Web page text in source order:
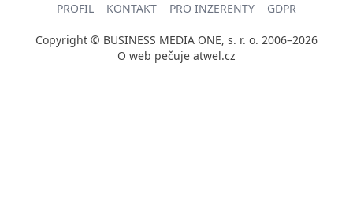
PROFIL KONTAKT PRO INZERENTY GDPR
Copyright © BUSINESS MEDIA ONE, s. r. o. 2006–2026